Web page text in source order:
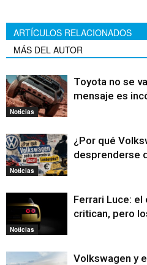
ARTÍCULOS RELACIONADOS
MÁS DEL AUTOR
Noticias
Toyota no se
mensaje es
Noticias
¿Por qué
desprenderse
Noticias
Ferrari Luce:
critican, pero
Volkswagen y